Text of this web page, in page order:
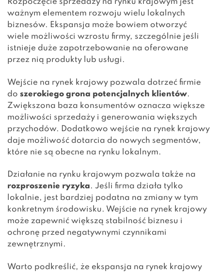
Rozpoczęcie sprzedaży na rynku krajowym jest
ważnym elementem rozwoju wielu lokalnych
biznesów. Ekspansja może bowiem otworzyć
wiele możliwości wzrostu firmy, szczególnie jeśli
istnieje duże zapotrzebowanie na oferowane
przez nią produkty lub usługi.
Wejście na rynek krajowy pozwala dotrzeć firmie
do szerokiego grona potencjalnych klientów.
Zwiększona baza konsumentów oznacza większe
możliwości sprzedaży i generowania większych
przychodów. Dodatkowo wejście na rynek krajowy
daje możliwość dotarcia do nowych segmentów,
które nie są obecne na rynku lokalnym.
Działanie na rynku krajowym pozwala także na
rozproszenie ryzyka. Jeśli firma działa tylko
lokalnie, jest bardziej podatna na zmiany w tym
konkretnym środowisku. Wejście na rynek krajowy
może zapewnić większą stabilność biznesu i
ochronę przed negatywnymi czynnikami
zewnętrznymi.
Warto podkreślić, że ekspansja na rynek krajowy